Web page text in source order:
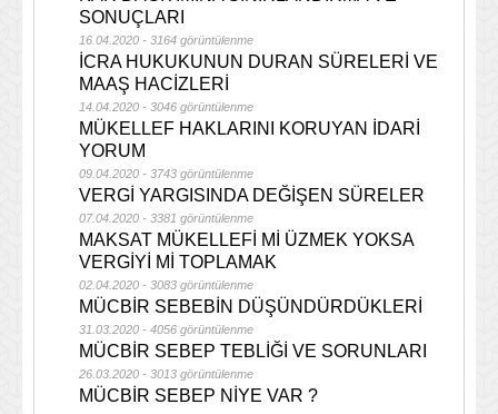
SONUÇLARI
16.04.2020 - 3164 görüntülenme
İCRA HUKUKUNUN DURAN SÜRELERİ VE
MAAŞ HACİZLERİ
14.04.2020 - 3046 görüntülenme
MÜKELLEF HAKLARINI KORUYAN İDARİ
YORUM
09.04.2020 - 3743 görüntülenme
VERGİ YARGISINDA DEĞİŞEN SÜRELER
07.04.2020 - 3381 görüntülenme
MAKSAT MÜKELLEFİ Mİ ÜZMEK YOKSA
VERGİYİ Mİ TOPLAMAK
02.04.2020 - 3083 görüntülenme
MÜCBİR SEBEBİN DÜŞÜNDÜRDÜKLERİ
31.03.2020 - 4056 görüntülenme
MÜCBİR SEBEP TEBLİĞİ VE SORUNLARI
26.03.2020 - 3013 görüntülenme
MÜCBİR SEBEP NİYE VAR ?